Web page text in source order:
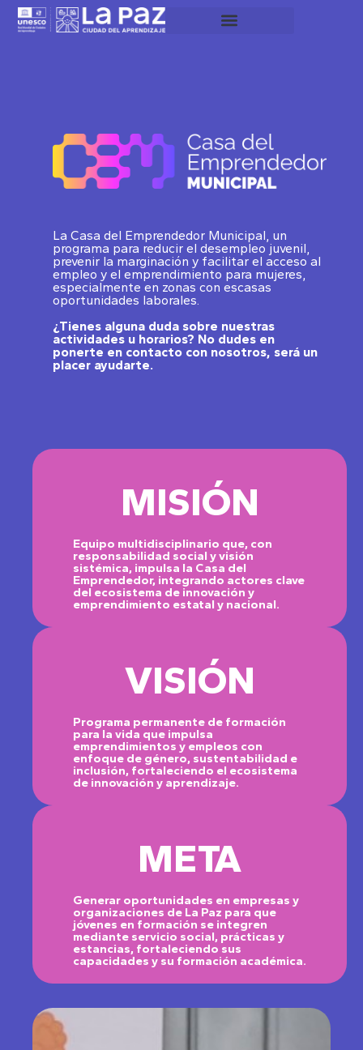
La Casa del Emprendedor Municipal, un
programa para reducir el desempleo juvenil,
prevenir la marginación y facilitar el acceso al
empleo y el emprendimiento para mujeres,
especialmente en zonas con escasas
oportunidades laborales.
¿Tienes alguna duda sobre nuestras
actividades u horarios? No dudes en
ponerte en contacto con nosotros, será un
placer ayudarte.
MISIÓN
Equipo multidisciplinario que, con
responsabilidad social y visión
sistémica, impulsa la Casa del
Emprendedor, integrando actores clave
del ecosistema de innovación y
emprendimiento estatal y nacional.
VISIÓN
Programa permanente de formación
para la vida que impulsa
emprendimientos y empleos con
enfoque de género, sustentabilidad e
inclusión, fortaleciendo el ecosistema
de innovación y aprendizaje.
META
Generar oportunidades en empresas y
organizaciones de La Paz para que
jóvenes en formación se integren
mediante servicio social, prácticas y
estancias, fortaleciendo sus
capacidades y su formación académica.